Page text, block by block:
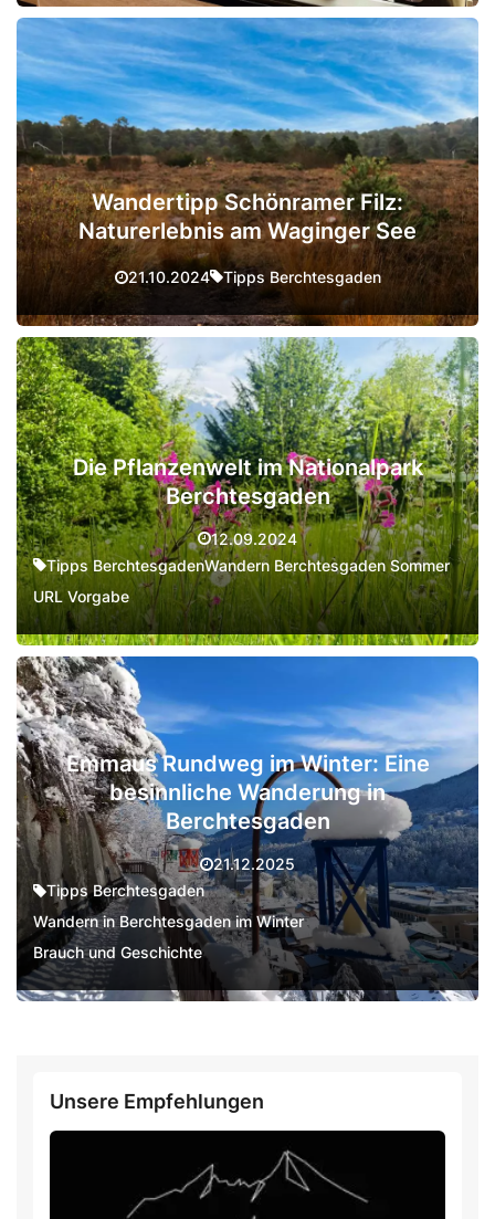
Wandertipp Schönramer Filz:
Naturerlebnis am Waginger See
21.10.2024 Tipps Berchtesgaden
Die Pflanzenwelt im Nationalpark
Berchtesgaden
12.09.2024
Tipps BerchtesgadenWandern Berchtesgaden Sommer
URL Vorgabe
Emmaus Rundweg im Winter: Eine
besinnliche Wanderung in
Berchtesgaden
21.12.2025
Tipps Berchtesgaden
Wandern in Berchtesgaden im Winter
Brauch und Geschichte
Unsere Empfehlungen